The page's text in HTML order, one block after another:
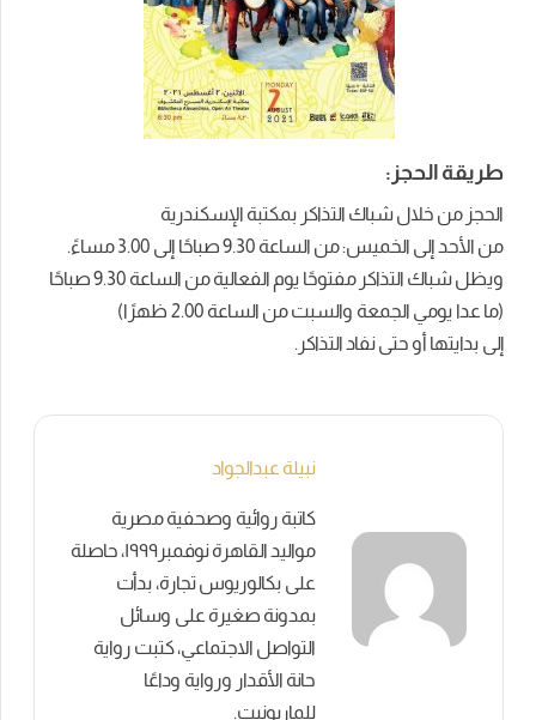
طريقة الحجز:
الحجز من خلال شباك التذاكر بمكتبة الإسكندرية
من الأحد إلى الخميس: من الساعة 9.30 صباحًا إلى 3.00 مساءً.
ويظل شباك التذاكر مفتوحًا يوم الفعالية من الساعة 9.30 صباحًا
(ما عدا يومي الجمعة والسبت من الساعة 2.00 ظهرًا)
إلى بدايتها أو حتى نفاد التذاكر.
نبيلة عبدالجواد
كاتبة روائية وصحفية مصرية
مواليد القاهرة نوفمبر١٩٩٩، حاصلة
على بكالوريوس تجارة، بدأت
بمدونة صغيرة على وسائل
التواصل الاجتماعي، كتبت رواية
حانة الأقدار ورواية وداعًا
للماريونيت.